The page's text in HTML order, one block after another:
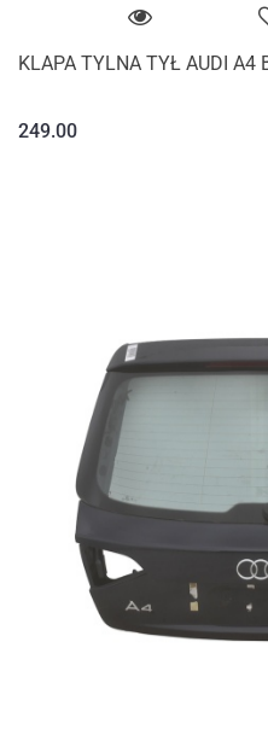
KLAPA TYLNA TYŁ AUDI A4
249.00